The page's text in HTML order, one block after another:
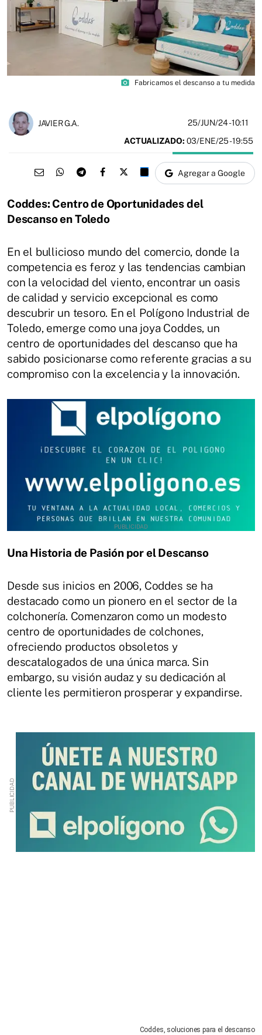
photo_camera Fabricamos el descanso a tu medida
JAVIER G.A. 25/JUN/24- 10:11
ACTUALIZADO: 03/ENE/25 - 19:55
Agregar a Google
Coddes: Centro de Oportunidades del
Descanso en Toledo
En el bullicioso mundo del comercio, donde la
competencia es feroz y las tendencias cambian
con la velocidad del viento, encontrar un oasis
de calidad y servicio excepcional es como
descubrir un tesoro. En el Polígono Industrial de
Toledo, emerge como una joya Coddes, un
centro de oportunidades del descanso que ha
sabido posicionarse como referente gracias a su
compromiso con la excelencia y la innovación.
Una Historia de Pasión por el Descanso
Desde sus inicios en 2006, Coddes se ha
destacado como un pionero en el sector de la
colchonería. Comenzaron como un modesto
centro de oportunidades de colchones,
ofreciendo productos obsoletos y
descatalogados de una única marca. Sin
embargo, su visión audaz y su dedicación al
cliente les permitieron prosperar y expandirse.
Coddes, soluciones para el descanso